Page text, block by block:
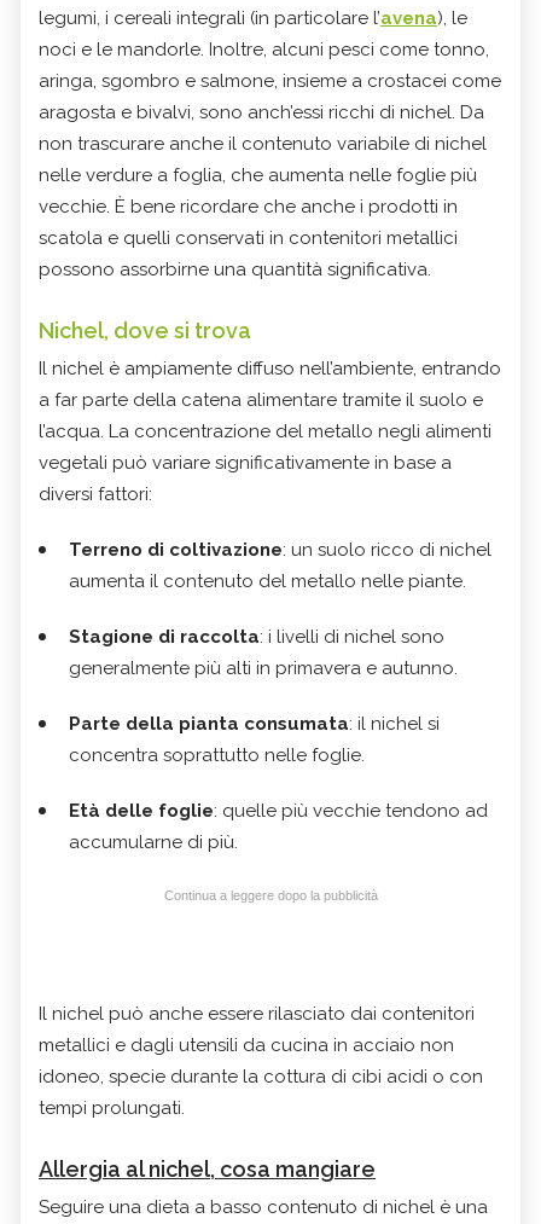
legumi, i cereali integrali (in particolare l’avena), le
noci e le mandorle. Inoltre, alcuni pesci come tonno,
aringa, sgombro e salmone, insieme a crostacei come
aragosta e bivalvi, sono anch’essi ricchi di nichel. Da
non trascurare anche il contenuto variabile di nichel
nelle verdure a foglia, che aumenta nelle foglie più
vecchie. È bene ricordare che anche i prodotti in
scatola e quelli conservati in contenitori metallici
possono assorbirne una quantità significativa.
Nichel, dove si trova
Il nichel è ampiamente diffuso nell’ambiente, entrando
a far parte della catena alimentare tramite il suolo e
l’acqua. La concentrazione del metallo negli alimenti
vegetali può variare significativamente in base a
diversi fattori:
Terreno di coltivazione: un suolo ricco di nichel
aumenta il contenuto del metallo nelle piante.
Stagione di raccolta: i livelli di nichel sono
generalmente più alti in primavera e autunno.
Parte della pianta consumata: il nichel si
concentra soprattutto nelle foglie.
Età delle foglie: quelle più vecchie tendono ad
accumularne di più.
Continua a leggere dopo la pubblicità
Il nichel può anche essere rilasciato dai contenitori
metallici e dagli utensili da cucina in acciaio non
idoneo, specie durante la cottura di cibi acidi o con
tempi prolungati.
Allergia al nichel, cosa mangiare
Seguire una dieta a basso contenuto di nichel è una